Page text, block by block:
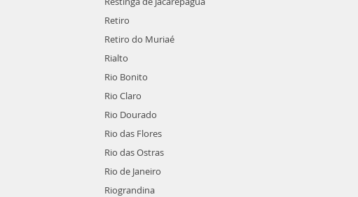
Retiro
Retiro do Muriaé
Rialto
Rio Bonito
Rio Claro
Rio Dourado
Rio das Flores
Rio das Ostras
Rio de Janeiro
Riograndina